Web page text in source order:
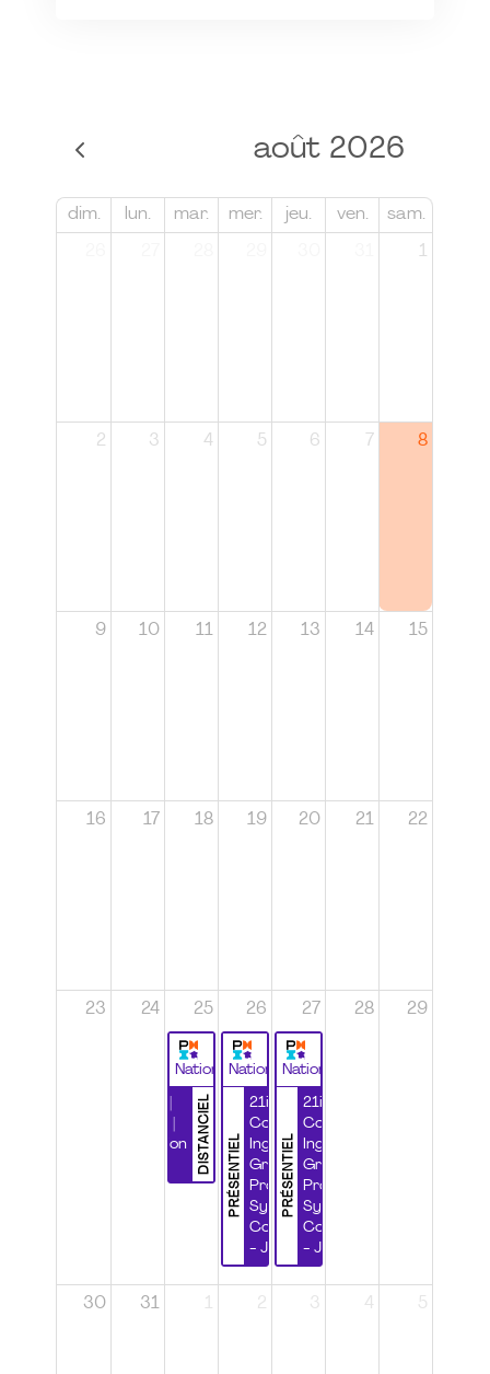
août 2026
dim. lun. mar. mer. jeu. ven. sam.
1
2 3 4 5 6 7 8
9 10 11 12 13 14 15
16 17 18 19 20 21 22
23 24 25
National
DISTANCIEL
Certification
26
National
PRÉSENTIEL
21ième
Congrès
Ingénierie
Grands
Projets et
Systèmes
Complexes
- Jour 1
27
National
PRÉSENTIEL
21ième
Congrès
Ingénierie
Grands
Projets et
Systèmes
Complexes
- Jour 2
28 29
30 31 1 2 3 4 5